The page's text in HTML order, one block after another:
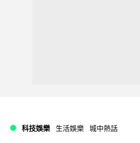
科技娛樂 生活娛樂 城中熱話